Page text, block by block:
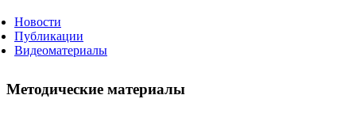
Новости
Публикации
Видеоматериалы
Методические материалы